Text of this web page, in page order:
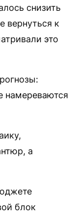
снизить
вернуться к
это
намереваются
а
блок